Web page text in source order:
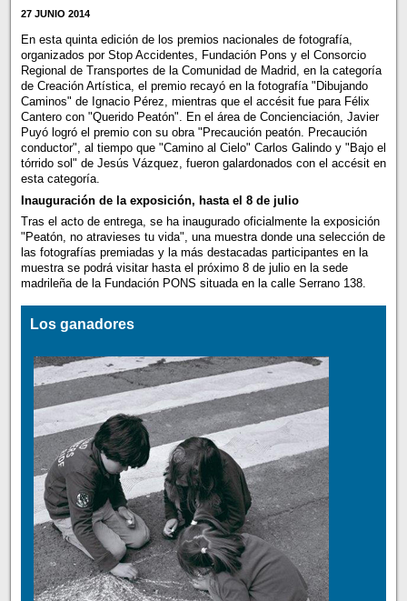
27 JUNIO 2014
En esta quinta edición de los premios nacionales de fotografía,
organizados por Stop Accidentes, Fundación Pons y el Consorcio
Regional de Transportes de la Comunidad de Madrid, en la categoría
de Creación Artística, el premio recayó en la fotografía "Dibujando
Caminos" de Ignacio Pérez, mientras que el accésit fue para Félix
Cantero con "Querido Peatón". En el área de Concienciación, Javier
Puyó logró el premio con su obra "Precaución peatón. Precaución
conductor", al tiempo que "Camino al Cielo" Carlos Galindo y "Bajo el
tórrido sol" de Jesús Vázquez, fueron galardonados con el accésit en
esta categoría.
Inauguración de la exposición, hasta el 8 de julio
Tras el acto de entrega, se ha inaugurado oficialmente la exposición
"Peatón, no atravieses tu vida", una muestra donde una selección de
las fotografías premiadas y la más destacadas participantes en la
muestra se podrá visitar hasta el próximo 8 de julio en la sede
madrileña de la Fundación PONS situada en la calle Serrano 138.
Los ganadores